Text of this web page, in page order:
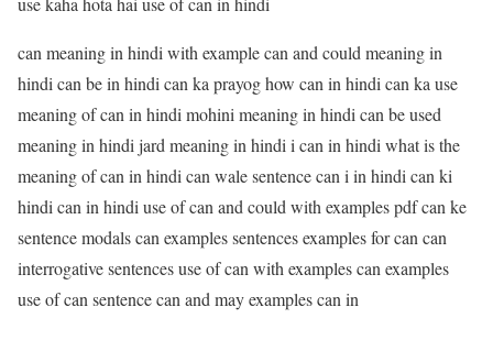
can meaning in hindi with example can and could meaning in
hindi can be in hindi can ka prayog how can in hindi can ka use
meaning of can in hindi mohini meaning in hindi can be used
meaning in hindi jard meaning in hindi i can in hindi what is the
meaning of can in hindi can wale sentence can i in hindi can ki
hindi can in hindi use of can and could with examples pdf can ke
sentence modals can examples sentences examples for can can
interrogative sentences use of can with examples can examples
use of can sentence can and may examples can in